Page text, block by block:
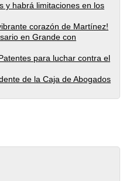
y habrá limitaciones en los
corazón de Martínez!
en Grande con
para luchar contra el
de la Caja de Abogados